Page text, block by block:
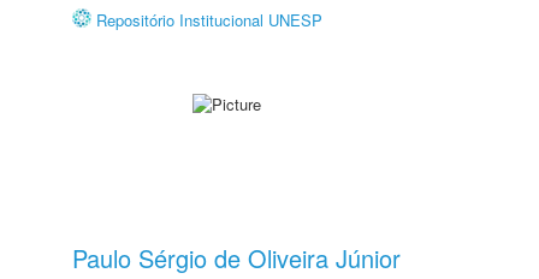
Repositório Institucional UNESP
Paulo Sérgio de Oliveira Júnior